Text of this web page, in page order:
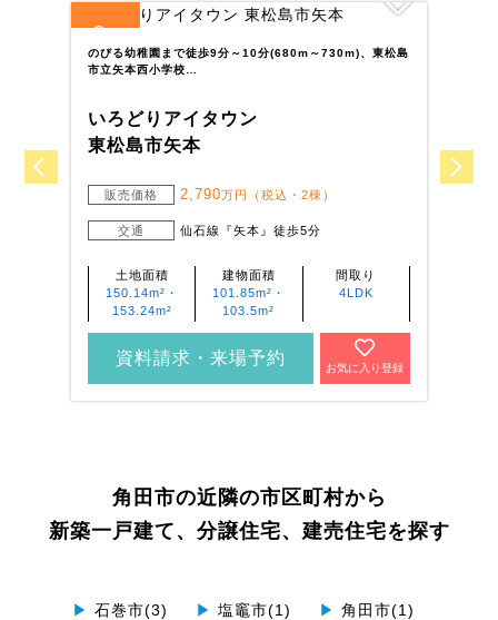
3
のびる幼稚園まで徒歩9分～10分(680m～730m)、東松島
市立矢本西小学校…
いろどりアイタウン
東松島市矢本
販売価格 2,790万円（税込・2棟）
交通 仙石線『矢本』徒歩5分
土地面積
150.14m²・
153.24m²
建物面積
101.85m²・
103.5m²
間取り
4LDK
資料請求・来場予約
お気に入り登録
角田市の近隣の市区町村から
新築一戸建て、分譲住宅、建売住宅を探す
▶ 石巻市(3) ▶ 塩竈市(1) ▶ 角田市(1)